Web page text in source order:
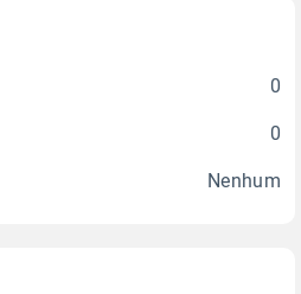
0
0
Nenhum